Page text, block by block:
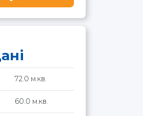
72.0 м.кв.
60.0 м.кв.